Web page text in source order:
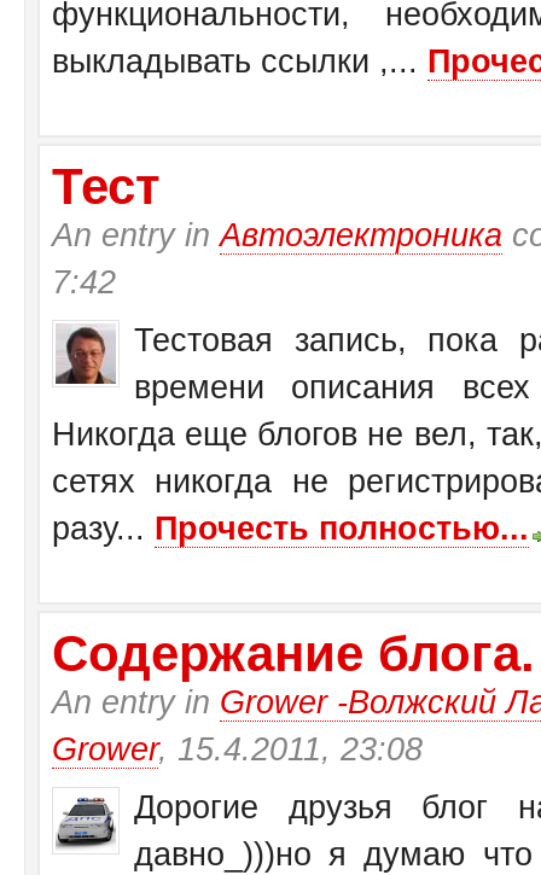
функциональности,
выкладывать ссылки ,...
Тест
An entry inАвтоэлектроника
7:42
Тестовая запись, пока
времени описания
Никогда еще блогов не вел,
сетях никогда не
разу... Прочесть полностью...
Содержание блога.
An entry in Grower -Волжский
Grower, 15.4.2011, 23:08
Дорогие друзья блог
давно_)))но я думаю